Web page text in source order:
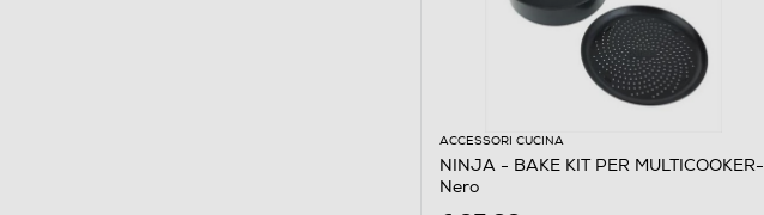
ACCESSORI CUCINA
NINJA - BAKE KIT PER MULTICOOKER-
Nero